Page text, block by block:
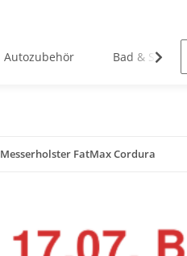
Autozubehör Bad & Sanitär
Messerholster FatMax Cordura